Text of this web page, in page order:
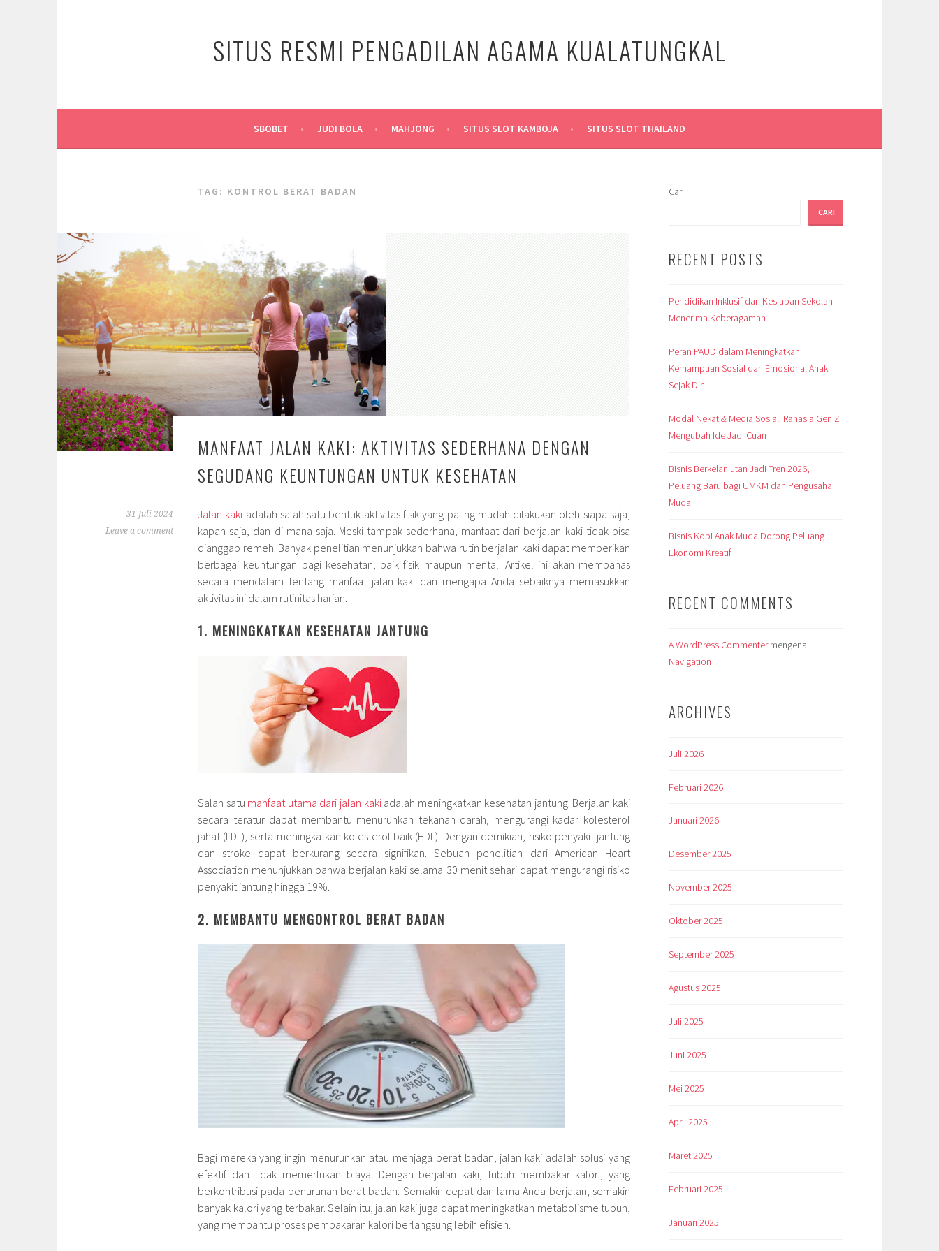
SITUS RESMI PENGADILAN AGAMA KUALATUNGKAL
SBOBET JUDI BOLA MAHJONG SITUS SLOT KAMBOJA SITUS SLOT THAILAND
TAG: KONTROL BERAT BADAN
MANFAAT JALAN KAKI: AKTIVITAS SEDERHANA DENGAN
SEGUDANG KEUNTUNGAN UNTUK KESEHATAN
31 Juli 2024
Leave a comment
Jalan kaki adalah salah satu bentuk aktivitas fisik yang paling mudah dilakukan oleh siapa saja,
kapan saja, dan di mana saja. Meski tampak sederhana, manfaat dari berjalan kaki tidak bisa
dianggap remeh. Banyak penelitian menunjukkan bahwa rutin berjalan kaki dapat memberikan
berbagai keuntungan bagi kesehatan, baik fisik maupun mental. Artikel ini akan membahas
secara mendalam tentang manfaat jalan kaki dan mengapa Anda sebaiknya memasukkan
aktivitas ini dalam rutinitas harian.
1. MENINGKATKAN KESEHATAN JANTUNG
Salah satu manfaat utama dari jalan kakiadalah meningkatkan kesehatan jantung. Berjalan kaki
secara teratur dapat membantu menurunkan tekanan darah, mengurangi kadar kolesterol
jahat (LDL), serta meningkatkan kolesterol baik (HDL). Dengan demikian, risiko penyakit jantung
dan stroke dapat berkurang secara signifikan. Sebuah penelitian dari American Heart
Association menunjukkan bahwa berjalan kaki selama 30 menit sehari dapat mengurangi risiko
penyakit jantung hingga 19%.
2. MEMBANTU MENGONTROL BERAT BADAN
Bagi mereka yang ingin menurunkan atau menjaga berat badan, jalan kaki adalah solusi yang
efektif dan tidak memerlukan biaya. Dengan berjalan kaki, tubuh membakar kalori, yang
berkontribusi pada penurunan berat badan. Semakin cepat dan lama Anda berjalan, semakin
banyak kalori yang terbakar. Selain itu, jalan kaki juga dapat meningkatkan metabolisme tubuh,
yang membantu proses pembakaran kalori berlangsung lebih efisien.
Cari
CARI
RECENT POSTS
Pendidikan Inklusif dan Kesiapan Sekolah
Menerima Keberagaman
Peran PAUD dalam Meningkatkan
Kemampuan Sosial dan Emosional Anak
Sejak Dini
Modal Nekat & Media Sosial: Rahasia Gen Z
Mengubah Ide Jadi Cuan
Bisnis Berkelanjutan Jadi Tren 2026,
Peluang Baru bagi UMKM dan Pengusaha
Muda
Bisnis Kopi Anak Muda Dorong Peluang
Ekonomi Kreatif
RECENT COMMENTS
A WordPress Commentermengenai
Navigation
ARCHIVES
Juli 2026
Februari 2026
Januari 2026
Desember 2025
November 2025
Oktober 2025
September 2025
Agustus 2025
Juli 2025
Juni 2025
Mei 2025
April 2025
Maret 2025
Februari 2025
Januari 2025